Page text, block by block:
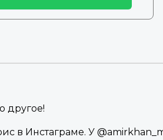
другое!
в Инстаграме. У